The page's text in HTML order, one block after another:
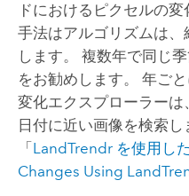
ドにおけるピクセルの
手法はアルゴリズムは
します。 複数年で同じ
をお勧めします。 年ご
変化エクスプローラー
日付に近い画像を検索し
「 LandTrendr を使用し
Changes Using